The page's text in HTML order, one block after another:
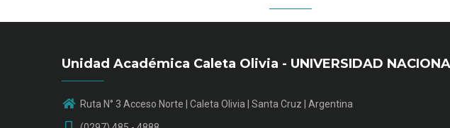
Unidad Académica Caleta Olivia - UNIVERSIDAD
Ruta N° 3 Acceso Norte | Caleta Olivia | Santa Cruz | Argentina